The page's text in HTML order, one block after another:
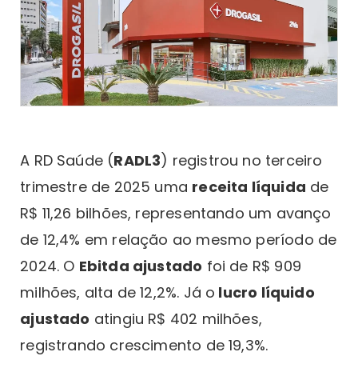
A RD Saúde (RADL3) registrou no terceiro
trimestre de 2025 uma receita líquida de
R$ 11,26 bilhões, representando um avanço
de 12,4% em relação ao mesmo período de
2024. O Ebitda ajustado foi de R$ 909
milhões, alta de 12,2%. Já o lucro líquido
ajustado atingiu R$ 402 milhões,
registrando crescimento de 19,3%.